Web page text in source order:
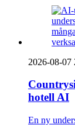
2026-08-07
hotell AI
En ny